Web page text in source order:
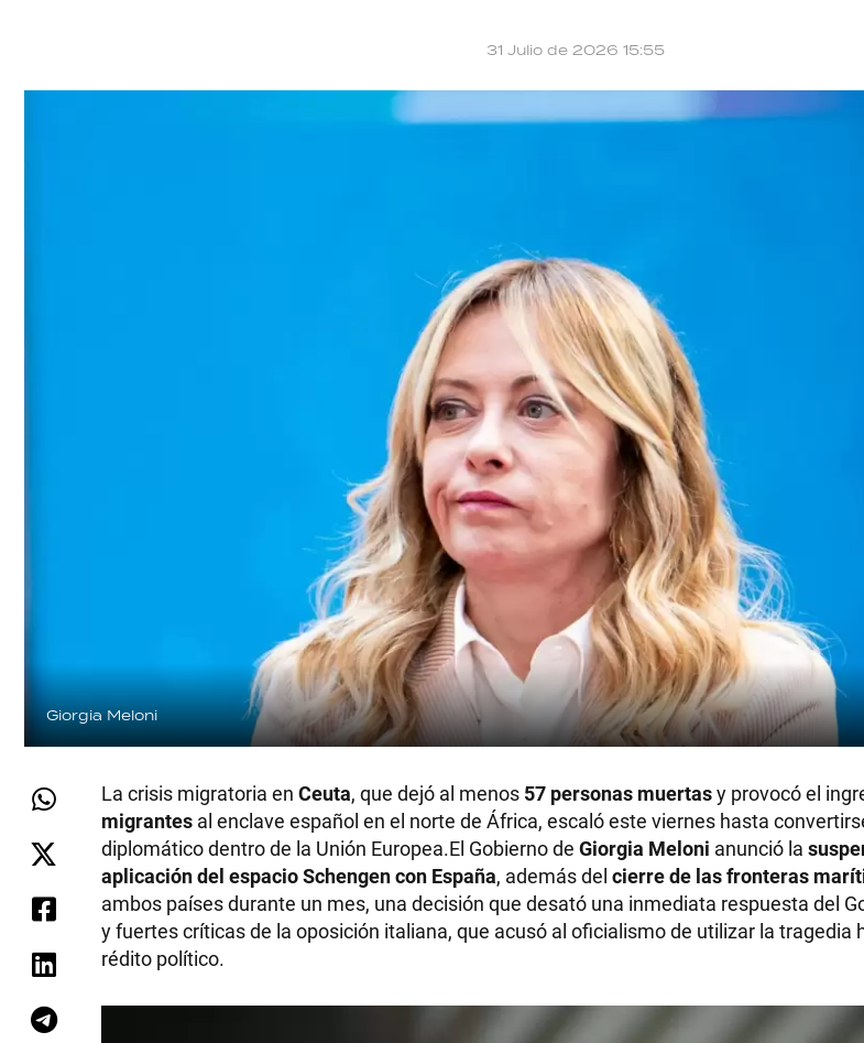
31 Julio de 2026 15:55
Giorgia Meloni
La crisis migratoria en Ceuta, que dejó al menos 57 personas muertasy provocó el
migrantes al enclave español en el norte de África, escaló este viernes hasta
diplomático dentro de la Unión Europea.El Gobierno de Giorgia Meloni anunció la
aplicación del espacio Schengen con España, además del cierre de las fronteras
ambos países durante un mes, una decisión que desató una inmediata respuesta del
y fuertes críticas de la oposición italiana, que acusó al oficialismo de utilizar la tragedia
rédito político.